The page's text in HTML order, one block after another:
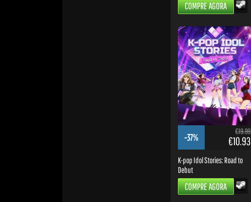
COMPRE AGORA
-37%
€19.99
€10.93
K-pop Idol Stories: Road to
Debut
COMPRE AGORA